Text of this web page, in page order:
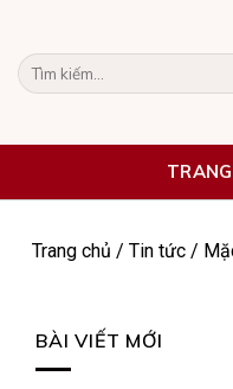
content
Tìm
kiếm:
Trang chủ / Tin tức /
BÀI VIẾT MỚI